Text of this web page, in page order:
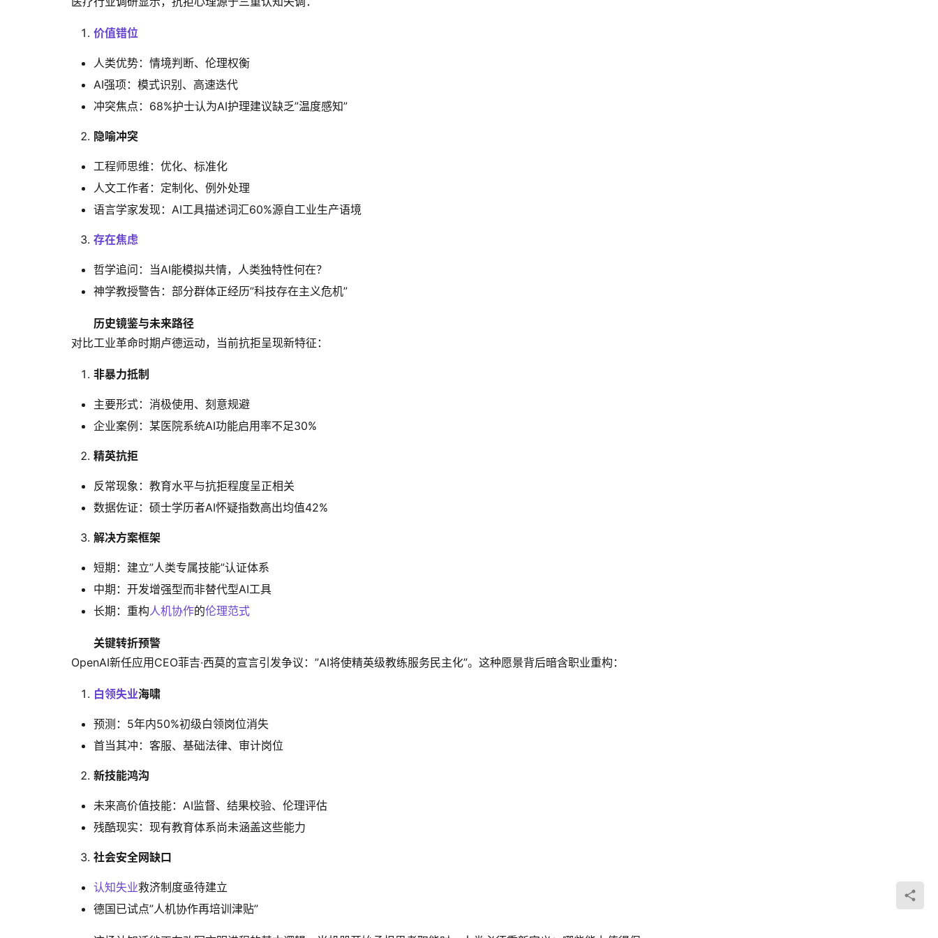
价值错位
人类优势：情境判断、伦理权衡
AI强项：模式识别、高速迭代
冲突焦点：68%护士认为AI护理建议缺乏”温度感知”
隐喻冲突
工程师思维：优化、标准化
人文工作者：定制化、例外处理
语言学家发现：AI工具描述词汇60%源自工业生产语境
存在焦虑
哲学追问：当AI能模拟共情，人类独特性何在？
神学教授警告：部分群体正经历”科技存在主义危机”
历史镜鉴与未来路径
对比工业革命时期卢德运动，当前抗拒呈现新特征：
非暴力抵制
主要形式：消极使用、刻意规避
企业案例：某医院系统AI功能启用率不足30%
精英抗拒
反常现象：教育水平与抗拒程度呈正相关
数据佐证：硕士学历者AI怀疑指数高出均值42%
解决方案框架
短期：建立”人类专属技能”认证体系
中期：开发增强型而非替代型AI工具
长期：重构人机协作的伦理范式
关键转折预警
OpenAI新任应用CEO菲吉·西莫的宣言引发争议：”AI将使精英级教练服务民主化”。这种愿景背后暗含职业重构：
白领失业海啸
预测：5年内50%初级白领岗位消失
首当其冲：客服、基础法律、审计岗位
新技能鸿沟
未来高价值技能：AI监督、结果校验、伦理评估
残酷现实：现有教育体系尚未涵盖这些能力
社会安全网缺口
认知失业救济制度亟待建立
德国已试点”人机协作再培训津贴”